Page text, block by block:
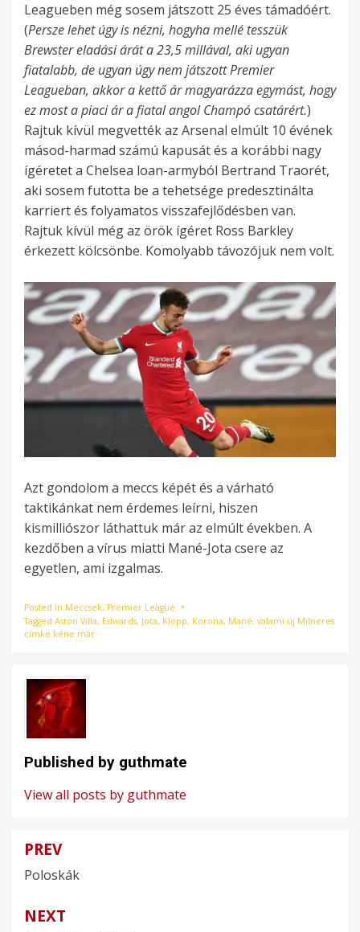
Leagueben még sosem játszott 25 éves támadóért.
(Persze lehet úgy is nézni, hogyha mellé tesszük
Brewster eladási árát a 23,5 millával, aki ugyan
fiatalabb, de ugyan úgy nem játszott Premier
Leagueban, akkor a kettő ár magyarázza egymást, hogy
ez most a piaci ár a fiatal angol Champó csatárért.)
Rajtuk kívül megvették az Arsenal elmúlt 10 évének
másod-harmad számú kapusát és a korábbi nagy
ígéretet a Chelsea loan-armyból Bertrand Traorét,
aki sosem futotta be a tehetsége predesztinálta
karriert és folyamatos visszafejlődésben van.
Rajtuk kívül még az örök ígéret Ross Barkley
érkezett kölcsönbe. Komolyabb távozójuk nem volt.
Azt gondolom a meccs képét és a várható
taktikánkat nem érdemes leírni, hiszen
kismilliószor láthattuk már az elmúlt években. A
kezdőben a vírus miatti Mané-Jota csere az
egyetlen, ami izgalmas.
Posted in Meccsek, Premier League
Tagged Aston Villa, Edwards, Jota, Klopp, Korona, Mané, valami új Milneres
címke kéne már
Published by guthmate
View all posts by guthmate
Bejegyzés
navigáció
PREV
Poloskák
NEXT